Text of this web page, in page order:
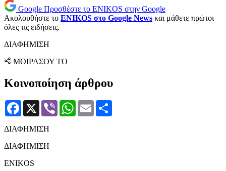
Google Προσθέστε το ENIKOS στην Google
Ακολουθήστε το ENIKOS στο Google News και μάθετε πρώτοι
όλες τις ειδήσεις.
ΔΙΑΦΗΜΙΣΗ
ΜΟΙΡΑΣΟΥ ΤΟ
Κοινοποίηση άρθρου
Facebook
X Viber WhatsApp
Email
ΔΙΑΦΗΜΙΣΗ
ΔΙΑΦΗΜΙΣΗ
ENIKOS